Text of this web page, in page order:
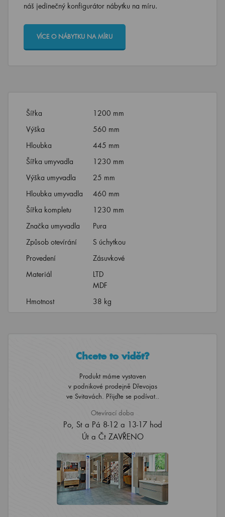
náš jedinečný konfigurátor nábytku na míru.
VÍCE O NÁBYTKU NA MÍRU
Šířka
1200 mm
Výška
560 mm
Hloubka
445 mm
Šířka umyvadla
1230 mm
Výška umyvadla
25 mm
Hloubka umyvadla
460 mm
Šířka kompletu
1230 mm
Značka umyvadla
Pura
Způsob otevírání
S úchytkou
Provedení
Zásuvkové
Materiál
LTD
MDF
Hmotnost
38 kg
Chcete to vidět?
Produkt máme vystaven
v podnikové prodejně Dřevojas
ve Svitavách. Přijďte se podívat..
Otevírací doba
Po, St a Pá 8-12 a 13-17 hod
Út a Čt ZAVŘENO